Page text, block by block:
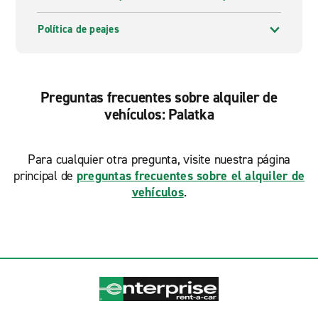
Política de peajes
Preguntas frecuentes sobre alquiler de
vehículos: Palatka
Para cualquier otra pregunta, visite nuestra página
principal de preguntas frecuentes sobre el alquiler de
vehículos.